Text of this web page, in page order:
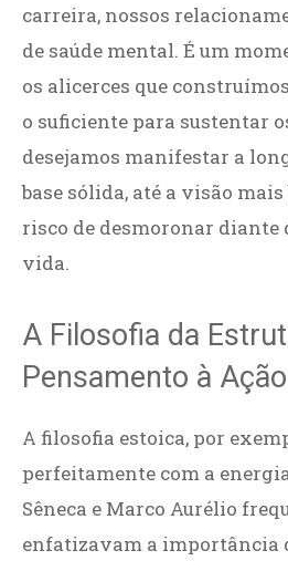
carreira, nossos
de saúde mental. É um
os alicerces que
o suficiente para sustentar
desejamos manifestar a
base sólida, até a visão
risco de desmoronar diante
vida.
A Filosofia da
Pensamento à Ação
A filosofia estoica, por
perfeitamente com a
Sêneca e Marco Aurélio
enfatizavam a importância